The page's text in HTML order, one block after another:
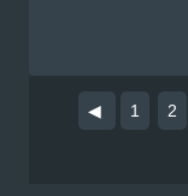
◀ 1 2